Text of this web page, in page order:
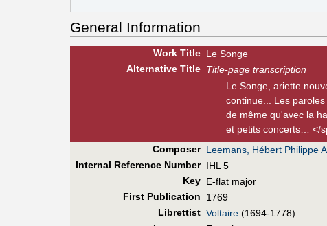
General Information
Work Title Le Songe
AlternativeTitle Title-page transcription
Le Songe, ariette
continue... Les
de même qu'avec la
et petits concerts… </
Composer Leemans, Hébert Philippe
Internal Reference Number IHL 5
Key E-flat major
First Publication
1769
Librettist Voltaire (1694-1778)